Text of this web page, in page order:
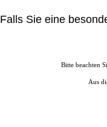
Falls Sie eine
Bitte beachten
Aus